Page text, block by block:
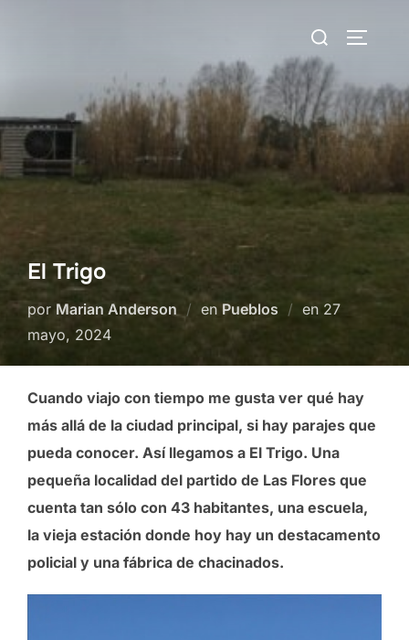
Buscar:
El Trigo
por Marian Anderson en Pueblos en Publicado
27
mayo, 2024
Cuando viajo con tiempo me gusta ver qué hay
más allá de la ciudad principal, si hay parajes que
pueda conocer. Así llegamos a El Trigo. Una
pequeña localidad del partido de Las Flores que
cuenta tan sólo con 43 habitantes, una escuela,
la vieja estación donde hoy hay un destacamento
policial y una fábrica de chacinados.